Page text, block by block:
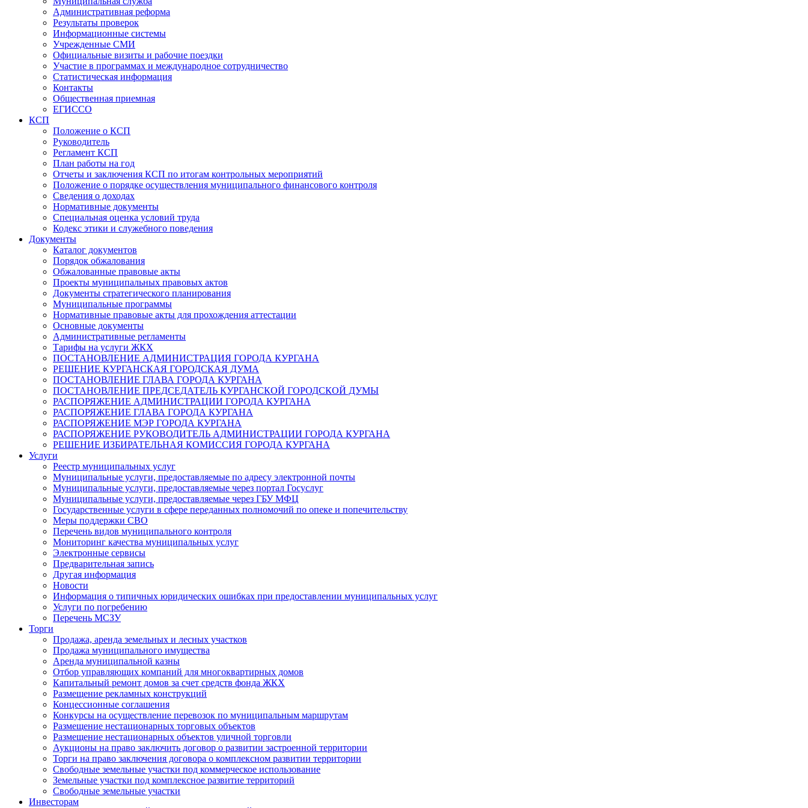
Административная реформа
Результаты проверок
Информационные системы
Учрежденные СМИ
Официальные визиты и рабочие поездки
Участие в программах и международное сотрудничество
Статистическая информация
Контакты
Общественная приемная
ЕГИССО
КСП
Положение о КСП
Руководитель
Регламент КСП
План работы на год
Отчеты и заключения КСП по итогам контрольных мероприятий
Положение о порядке осуществления муниципального финансового контроля
Сведения о доходах
Нормативные документы
Специальная оценка условий труда
Кодекс этики и служебного поведения
Документы
Каталог документов
Порядок обжалования
Обжалованные правовые акты
Проекты муниципальных правовых актов
Документы стратегического планирования
Муниципальные программы
Нормативные правовые акты для прохождения аттестации
Основные документы
Административные регламенты
Тарифы на услуги ЖКХ
ПОСТАНОВЛЕНИЕ АДМИНИСТРАЦИЯ ГОРОДА КУРГАНА
РЕШЕНИЕ КУРГАНСКАЯ ГОРОДСКАЯ ДУМА
ПОСТАНОВЛЕНИЕ ГЛАВА ГОРОДА КУРГАНА
ПОСТАНОВЛЕНИЕ ПРЕДСЕДАТЕЛЬ КУРГАНСКОЙ ГОРОДСКОЙ ДУМЫ
РАСПОРЯЖЕНИЕ АДМИНИСТРАЦИИ ГОРОДА КУРГАНА
РАСПОРЯЖЕНИЕ ГЛАВА ГОРОДА КУРГАНА
РАСПОРЯЖЕНИЕ МЭР ГОРОДА КУРГАНА
РАСПОРЯЖЕНИЕ РУКОВОДИТЕЛЬ АДМИНИСТРАЦИИ ГОРОДА КУРГАНА
РЕШЕНИЕ ИЗБИРАТЕЛЬНАЯ КОМИССИЯ ГОРОДА КУРГАНА
Услуги
Реестр муниципальных услуг
Муниципальные услуги, предоставляемые по адресу электронной почты
Муниципальные услуги, предоставляемые через портал Госуслуг
Муниципальные услуги, предоставляемые через ГБУ МФЦ
Государственные услуги в сфере переданных полномочий по опеке и попечительству
Меры поддержки СВО
Перечень видов муниципального контроля
Мониторинг качества муниципальных услуг
Электронные сервисы
Предварительная запись
Другая информация
Новости
Информация о типичных юридических ошибках при предоставлении муниципальных услуг
Услуги по погребению
Перечень МСЗУ
Торги
Продажа, аренда земельных и лесных участков
Продажа муниципального имущества
Аренда муниципальной казны
Отбор управляющих компаний для многоквартирных домов
Капитальный ремонт домов за счет средств фонда ЖКХ
Размещение рекламных конструкций
Концессионные соглашения
Конкурсы на осуществление перевозок по муниципальным маршрутам
Размещение нестационарных торговых объектов
Размещение нестационарных объектов уличной торговли
Аукционы на право заключить договор о развитии застроенной территории
Торги на право заключения договора о комплексном развитии территории
Свободные земельные участки под коммерческое использование
Земельные участки под комплексное развитие территорий
Свободные земельные участки
Инвесторам